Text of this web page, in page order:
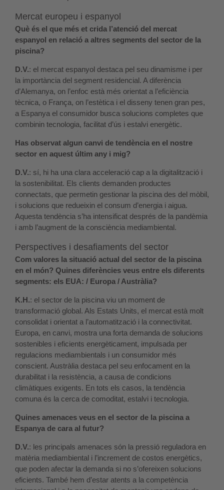
Mercat europeu i espanyol
Què és el que més et crida l’atenció del mercat
espanyol en relació a altres segments del sector de la
piscina?
D.V.: el mercat espanyol destaca pel seu dinamisme i per
la importància del segment residencial. A diferència
d’Alemanya, on l’enfoc està més orientat a l’eficiència
tècnica, o França, on l’estètica i el disseny tenen gran pes,
a Espanya el consumidor busca solucions completes que
combinin tecnologia, facilitat d’ús i estalvi energètic.
Has observat algun canvi de tendència en el nostre
sector en aquest últim any i mig?
D.V.: sí, hi ha una clara acceleració cap a la digitalització i
la sostenibilitat. Els clients demanden productes
connectats, que permetin gestionar la piscina des del mòbil,
i solucions que redueixin el consum d’energia i aigua.
Aquesta tendència s’ha intensificat després de la pandèmia
i amb l’augment de la consciència mediambiental.
Perspectives i desafiaments del sector
Com valores la situació actual del sector de la piscina
en el món? Quines diferències veus entre els diferents
segments: els EUA: / Europa / Austràlia?
K.H.: el sector de la piscina viu un moment de
transformació global. Als Estats Units, el mercat està molt
consolidat i orientat a l’automatització i la connectivitat.
Europa, en canvi, mostra una forta demanda de solucions
sostenibles i eficients energèticament, impulsada per
regulacions mediambientals i un consumidor més
conscient. Austràlia destaca pel seu enfocament en la
durabilitat i la resistència, a causa de condicions
climàtiques exigents. En tots els casos, la tendència
comuna és la cerca de comoditat, estalvi i tecnologia.
Quines amenaces veus en el sector de la piscina a
Espanya de cara al futur?
D.V.: les principals amenaces són la pressió reguladora en
matèria mediambiental i l’increment de costos energètics,
que poden afectar la demanda si no s’ofereixen solucions
eficients. També hem d’estar atents a la competència